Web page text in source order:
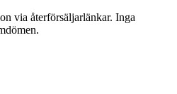
via återförsäljarlänkar. Inga